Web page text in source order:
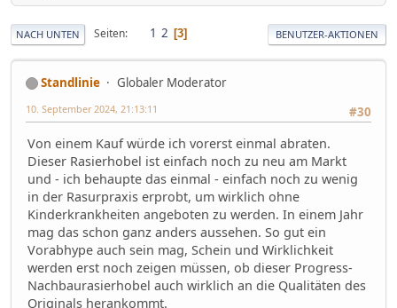
NACH UNTEN Seiten 1 2 3 BENUTZER-AKTIONEN
Standlinie
Globaler Moderator
#30
10. September 2024, 21:13:11
Von einem Kauf würde ich vorerst einmal abraten.
Dieser Rasierhobel ist einfach noch zu neu am Markt
und - ich behaupte das einmal - einfach noch zu wenig
in der Rasurpraxis erprobt, um wirklich ohne
Kinderkrankheiten angeboten zu werden. In einem Jahr
mag das schon ganz anders aussehen. So gut ein
Vorabhype auch sein mag, Schein und Wirklichkeit
werden erst noch zeigen müssen, ob dieser Progress-
Nachbaurasierhobel auch wirklich an die Qualitäten des
Originals herankommt.